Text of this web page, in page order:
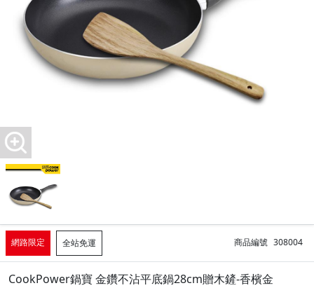
網路限定 全站免運 商品編號 308004
CookPower鍋寶 金鑽不沾平底鍋28cm贈木鏟-香檳金